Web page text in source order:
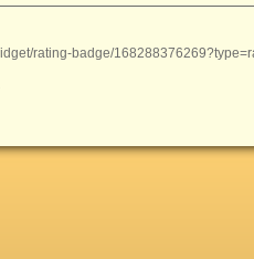
rating-badge/